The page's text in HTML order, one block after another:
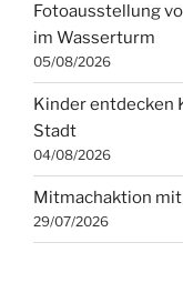
Fotoausstellung
im Wasserturm
05/08/2026
Kinder entdecken
Stadt
04/08/2026
Mitmachaktion
29/07/2026